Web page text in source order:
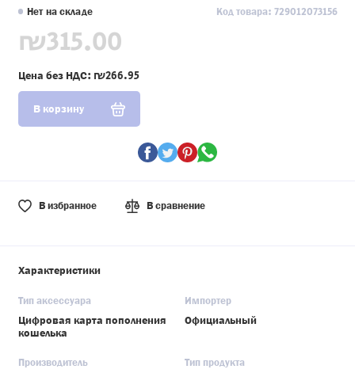
Нет на складе Код товара: 729012073156
₪315.00
Цена без НДС: ₪266.95
В корзину
В избранное В сравнение
Характеристики
Тип аксессуара
Цифровая карта пополнения
кошелька
Импортер
Официальный
Производитель Тип продукта